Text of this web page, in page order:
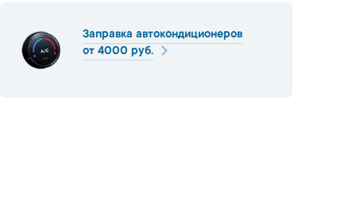
Заправка автокондиционеров
от 4000 руб.